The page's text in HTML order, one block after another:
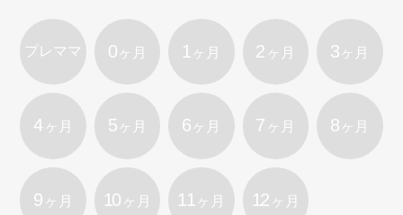
プレママ 0 ヶ月 1 ヶ月 2 ヶ月 3 ヶ月
4 ヶ月 5 ヶ月 6 ヶ月 7 ヶ月 8 ヶ月
9 ヶ月 10 ヶ月 11 ヶ月 12 ヶ月